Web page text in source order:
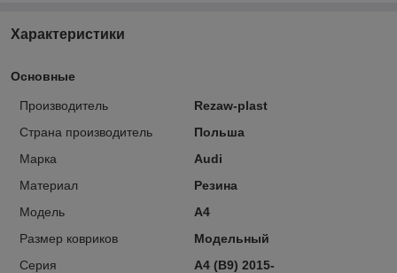
Характеристики
Основные
Производитель
Rezaw-plast
Страна производитель
Польша
Марка
Audi
Материал
Резина
Модель
A4
Размер ковриков
Модельный
Серия
A4 (B9) 2015-